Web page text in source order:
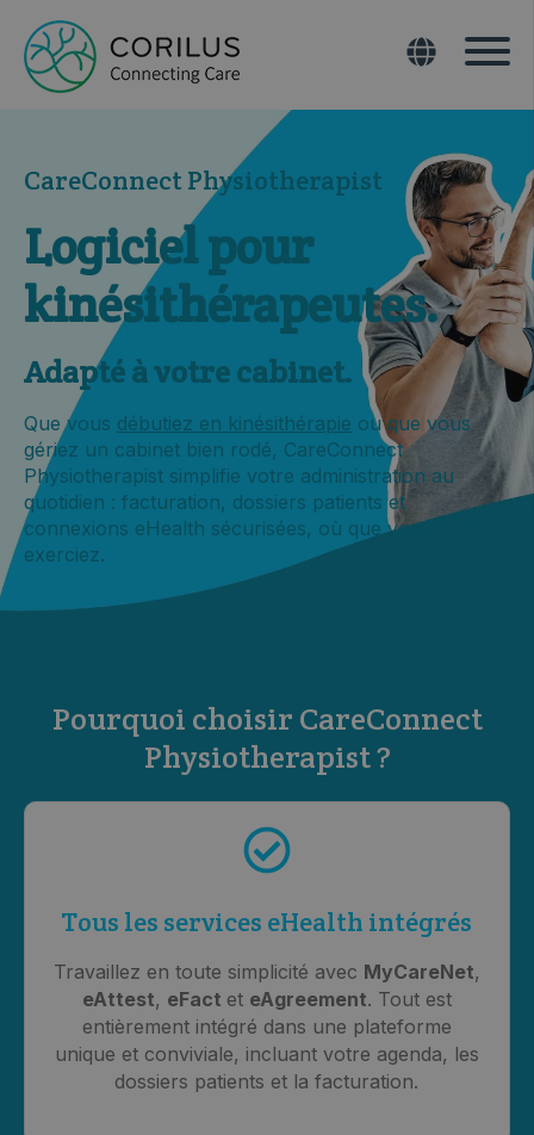
CareConnect Physiotherapist
Logiciel pour
kinésithérapeutes.
Adapté à votre cabinet.
Que vous débutiez en kinésithérapie ou que vous
gériez un cabinet bien rodé, CareConnect
Physiotherapist simplifie votre administration au
quotidien : facturation, dossiers patients et
connexions eHealth sécurisées, où que vous
exerciez.
Pourquoi choisir CareConnect
Physiotherapist ?
Tous les services eHealth intégrés
Travaillez en toute simplicité avec MyCareNet,
eAttest, eFact et eAgreement. Tout est
entièrement intégré dans une plateforme
unique et conviviale, incluant votre agenda, les
dossiers patients et la facturation.